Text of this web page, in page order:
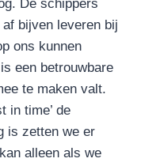
De schippers
bijven leveren bij
ons kunnen
een betrouwbare
te maken valt.
in time’ de
is zetten we er
alleen als we